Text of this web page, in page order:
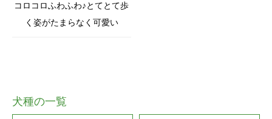
コロコロふわふわ♪とてとて歩
く姿がたまらなく可愛い
犬種の一覧